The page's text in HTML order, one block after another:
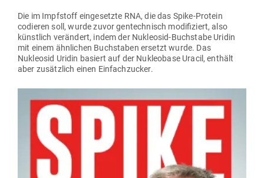
Die im Impf­stoff ein­ge­setzte RNA, die das Spike-Protein
codieren soll, wurde zuvor gen­tech­nisch modi­fi­ziert, also
künstlich ver­ändert, indem der Nukleosid-Buch­stabe Uridin
mit einem ähn­lichen Buch­staben ersetzt wurde. Das
Nukleosid Uridin basiert auf der Nukleobase Uracil, enthält
aber zusätzlich einen Einfachzucker.